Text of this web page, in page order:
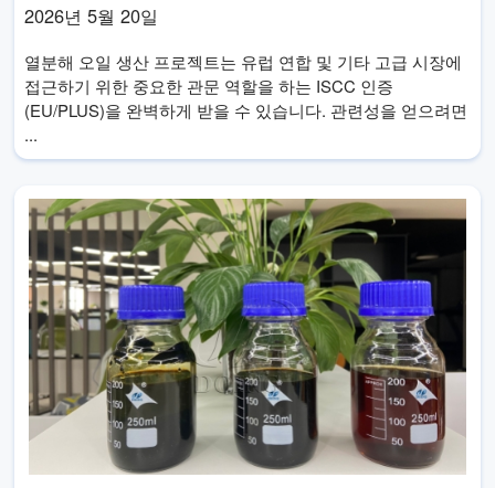
2026년 5월 20일
열분해 오일 생산 프로젝트는 유럽 연합 및 기타 고급 시장에
접근하기 위한 중요한 관문 역할을 하는 ISCC 인증
(EU/PLUS)을 완벽하게 받을 수 있습니다. 관련성을 얻으려면
...